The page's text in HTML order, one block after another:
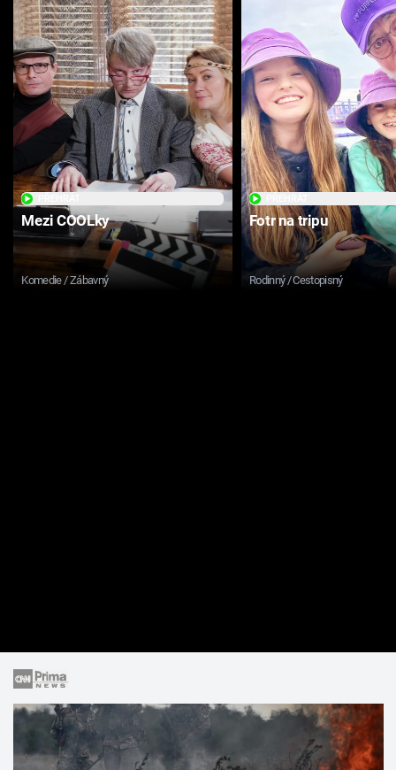
Mezi COOLky
Komedie / Zábavný
Fotr na tripu
Rodinný / Cestopisný